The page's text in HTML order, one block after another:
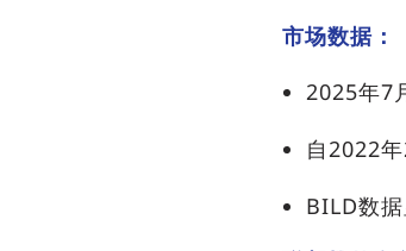
市场数据：
2025年7
自2022
BILD数